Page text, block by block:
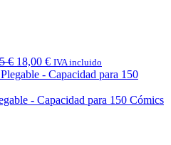
€ 18,00 € IVA incluido
- Capacidad para 150 Cómics